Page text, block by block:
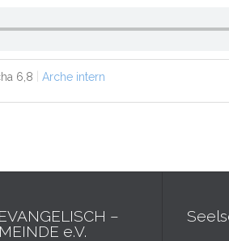
6,8 Arche intern
–
e.V.